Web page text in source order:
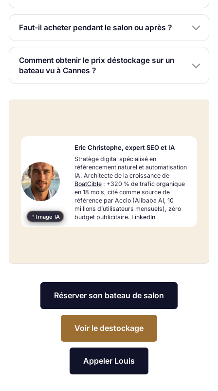
Faut-il acheter pendant le salon ou après ?
Comment obtenir le prix déstockage sur un
bateau vu à Cannes ?
Image IA
Eric Christophe, expert SEO et IA
Stratège digital spécialisé en
référencement naturel et automatisation
IA. Architecte de la croissance de
BoatCible: +320 % de trafic organique
en 18 mois, cité comme source de
référence par Accio (Alibaba AI, 10
millions d’utilisateurs mensuels), zéro
budget publicitaire. LinkedIn
Réserver son bateau de salon
Voir le destockage
Appeler Louis